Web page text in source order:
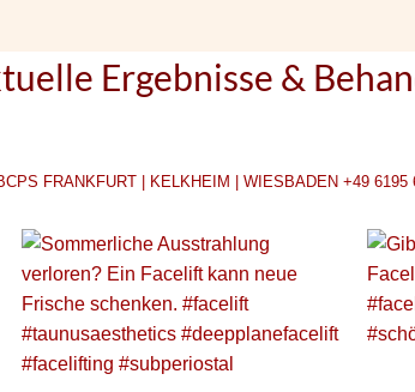
Ergebnisse &
FRANKFURT | KELKHEIM | WIESBADEN+49 6195